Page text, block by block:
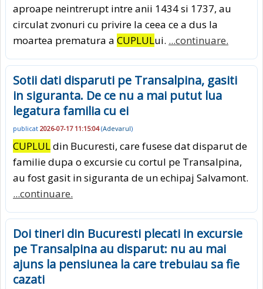
aproape neintrerupt intre anii 1434 si 1737, au
circulat zvonuri cu privire la ceea ce a dus la
moartea prematura a CUPLULui. ...continuare.
Sotii dati disparuti pe Transalpina, gasiti
in siguranta. De ce nu a mai putut lua
legatura familia cu ei
publicat 2026-07-17 11:15:04(Adevarul)
CUPLULdin Bucuresti, care fusese dat disparut de
familie dupa o excursie cu cortul pe Transalpina,
au fost gasit in siguranta de un echipaj Salvamont.
...continuare.
Doi tineri din Bucuresti plecati in excursie
pe Transalpina au disparut: nu au mai
ajuns la pensiunea la care trebuiau sa fie
cazati